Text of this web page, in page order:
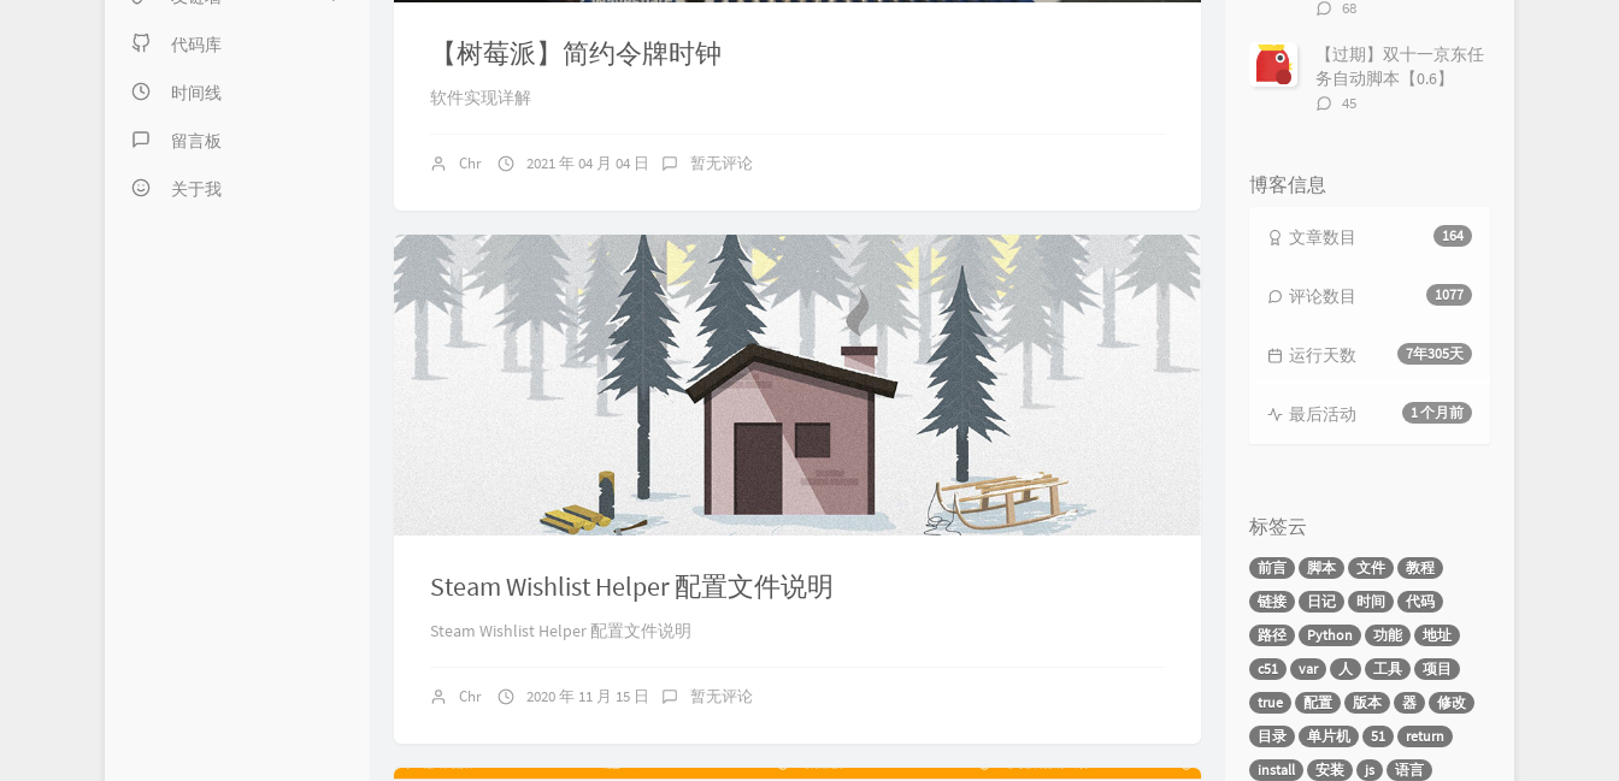
日记本子
懒得分类
内页链接 & 友链申请
FANTASY博客
伍言Blog
Albert's Blog
代码库
时间线
留言板
关于我
【树莓派】简约令牌时钟
软件实现详解
Chr 2021 年 04 月 04 日 暂无评论
Steam Wishlist Helper 配置文件说明
Steam Wishlist Helper 配置文件说明
Chr 2020 年 11 月 15 日 暂无评论
评
数：
68
【过期】双十一京东任
务自动脚本【0.6】
评
45
博客信息
164
文章数目
1077
评论数目
7年305天
运行天数
1 个月前
最后活动
标签云
前言 脚本 文件
教程
链接
日记 时间
代码
路径
Python 功能
地址
c51
var 人 工具
项目
true
配置 版本 器
修改
目录
单片机 51
return
install
安装 js 语言